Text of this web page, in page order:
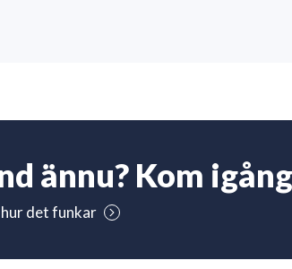
ännu? Kom
hur det funkar